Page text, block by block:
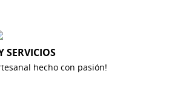
SERVICIOS
hecho con pasión!